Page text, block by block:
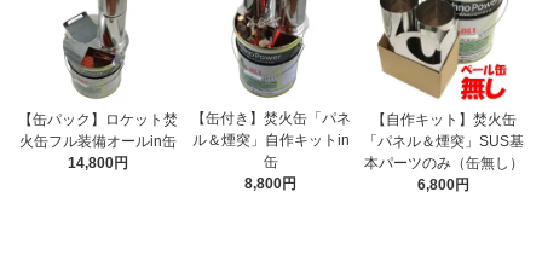
【缶パック】ロケット焚
火缶フル装備オールin缶
14,800円
【缶付き】焚火缶「パネ
ル＆煙突」自作キットin
缶
8,800円
【自作キット】焚火缶
「パネル＆煙突」SUS基
本パーツのみ（缶無し）
6,800円